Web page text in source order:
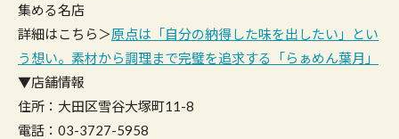
集める名店
詳細はこちら＞原点は「自分の納得した味を出したい」とい
う想い。素材から調理まで完璧を追求する「らぁめん葉月」
▼店舗情報
住所：大田区雪谷大塚町11-8
電話：03-3727-5958